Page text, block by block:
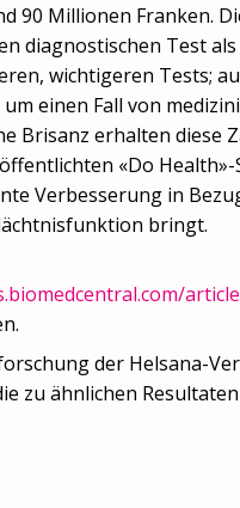
90 Millionen Franken.
diagnostischen Test
wichtigeren Tests;
einen Fall von
Brisanz erhalten diese
«Do Health»-
Verbesserung in
bringt.
der Helsana-
zu ähnlichen